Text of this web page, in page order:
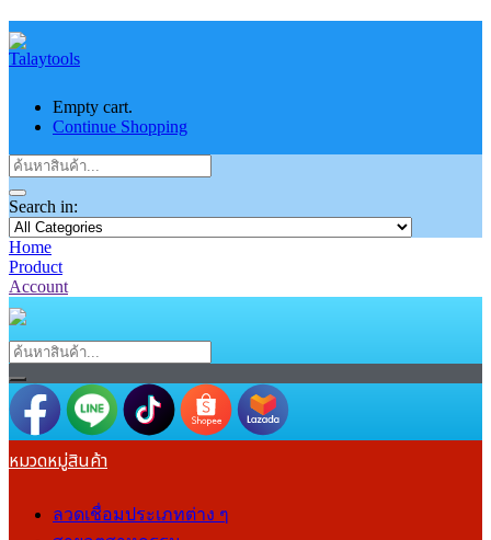
Empty cart.
Continue Shopping
Search in:
Home
Product
Account
หมวดหมู่สินค้า
ลวดเชื่อมประเภทต่าง ๆ